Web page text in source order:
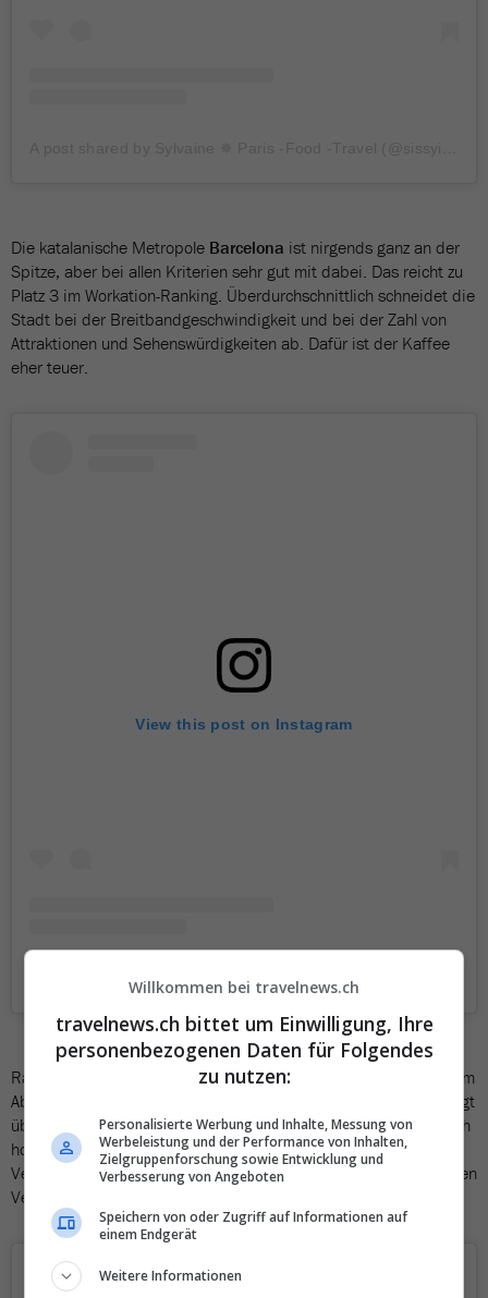
Die katalanische Metropole Barcelona ist nirgends ganz an der
Spitze, aber bei allen Kriterien sehr gut mit dabei. Das reicht zu
Platz 3 im Workation-Ranking. Überdurchschnittlich schneidet die
Stadt bei der Breitbandgeschwindigkeit und bei der Zahl von
Attraktionen und Sehenswürdigkeiten ab. Dafür ist der Kaffee
eher teuer.
View this post on Instagram
Rang 4 sichert sich Madrid– allerdings bereits mit respektablem
Abstand zu den Podestplätzen. Die spanische Hauptstadt verfügt
über eine ansehnliche Zahl von Co-Working-Spaces, eine ziemlich
hohe Breitbandgeschwindigkeit und eine breite Palette von
Vergnügungsangeboten. Nachteil: Der Kaffee ist im europäischen
Vergleich teuer.
Willkommen bei travelnews.ch
travelnews.ch bittet um Einwilligung, Ihre
personenbezogenen Daten für Folgendes
zu nutzen:
Personalisierte Werbung und Inhalte, Messung von
Werbeleistung und der Performance von Inhalten,
Zielgruppenforschung sowie Entwicklung und
Verbesserung von Angeboten
Speichern von oder Zugriff auf Informationen auf
einem Endgerät
Weitere Informationen